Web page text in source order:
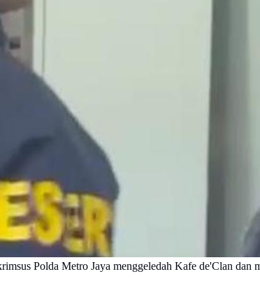
Polda Metro Jaya menggeledah Kafe de'Clan dan